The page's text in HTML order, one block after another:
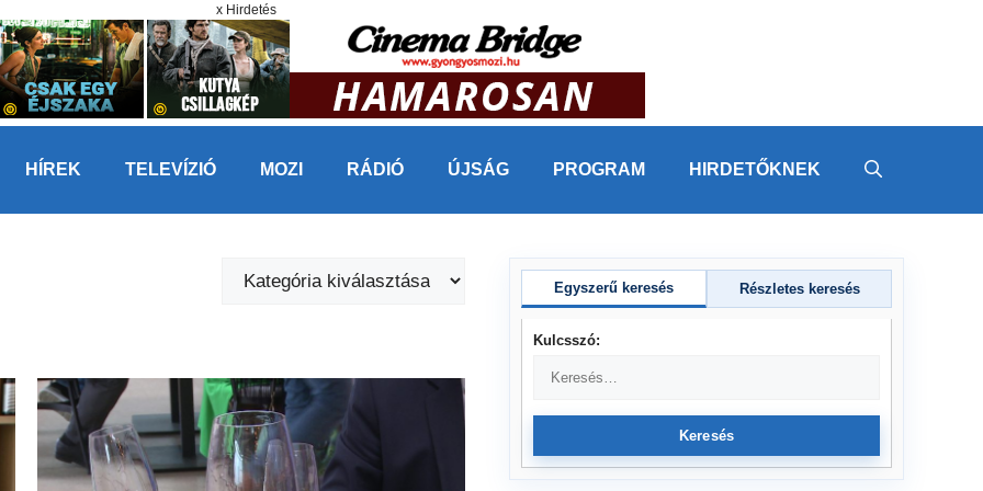
x Hirdetés
HÍREK TELEVÍZIÓ MOZI RÁDIÓ ÚJSÁG PROGRAM HIRDETŐKNEK
Kategóriák
Egyszerű keresés Részletes keresés
Kulcsszó:
Keresés